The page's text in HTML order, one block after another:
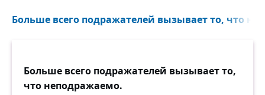
Больше всего подражателей вызывает то, что
Больше всего подражателей вызывает то,
что неподражаемо.